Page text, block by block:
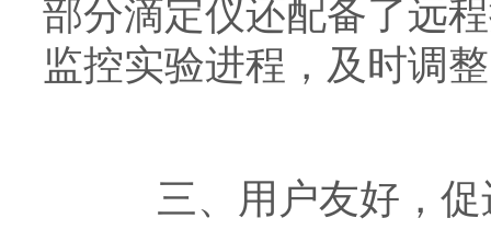
部分滴定仪还配备了远
监控实验进程，及时调
三、用户友好，促